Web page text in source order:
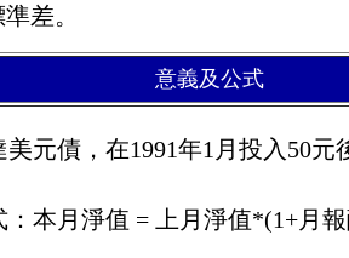
差。
意義及公式
美元債，在1991年1月投入50元
：本月淨值 = 上月淨值*(1+月